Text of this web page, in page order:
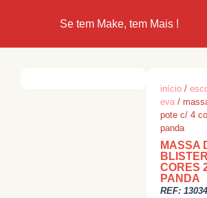
Se tem Make, tem Mais !
início /
eva /
pote c/ 4
panda
MASSA
CORES
PANDA
REF:13034